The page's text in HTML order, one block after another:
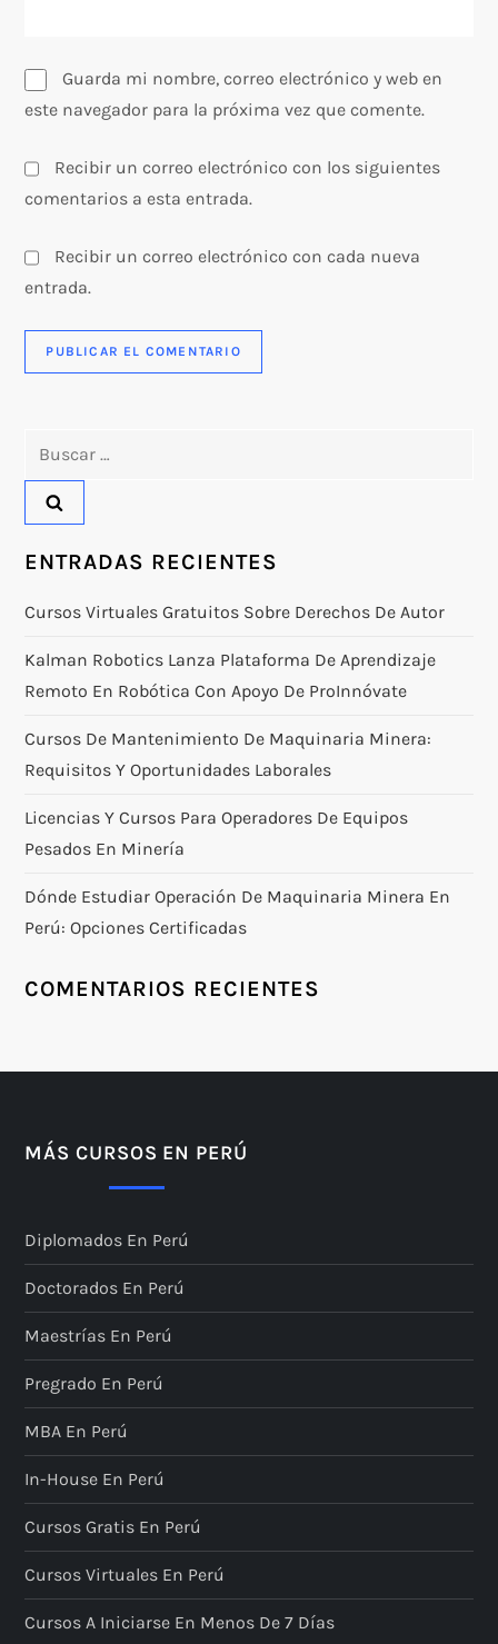
Guarda mi nombre, correo electrónico y web en
este navegador para la próxima vez que comente.
Recibir un correo electrónico con los siguientes
comentarios a esta entrada.
Recibir un correo electrónico con cada nueva
entrada.
ENTRADAS RECIENTES
Cursos Virtuales Gratuitos Sobre Derechos De Autor
Kalman Robotics Lanza Plataforma De Aprendizaje
Remoto En Robótica Con Apoyo De ProInnóvate
Cursos De Mantenimiento De Maquinaria Minera:
Requisitos Y Oportunidades Laborales
Licencias Y Cursos Para Operadores De Equipos
Pesados En Minería
Dónde Estudiar Operación De Maquinaria Minera En
Perú: Opciones Certificadas
COMENTARIOS RECIENTES
MÁS CURSOS EN PERÚ
Diplomados En Perú
Doctorados En Perú
Maestrías En Perú
Pregrado En Perú
MBA En Perú
In-House En Perú
Cursos Gratis En Perú
Cursos Virtuales En Perú
Cursos A Iniciarse En Menos De 7 Días